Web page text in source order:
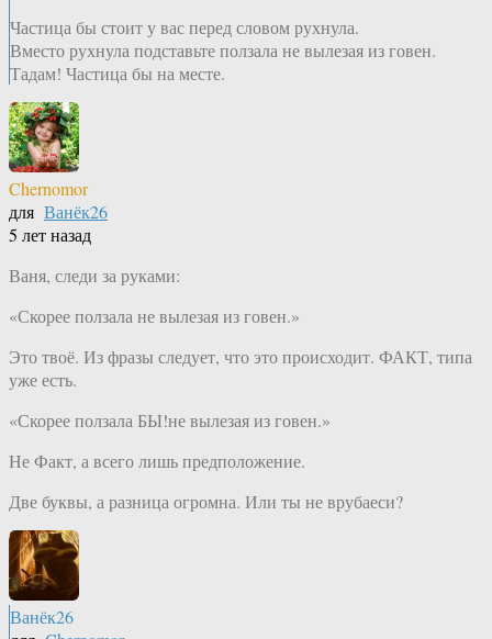
Частица бы стоит у вас перед словом рухнула.
Вместо рухнула подставьте ползала не вылезая из говен.
Тадам! Частица бы на месте.
Chernomor
для Ванёк26
5 лет назад
Ваня, следи за руками:
«Скорее ползала не вылезая из говен.»
Это твоё. Из фразы следует, что это происходит. ФАКТ, типа
уже есть.
«Скорее ползала БЫ!не вылезая из говен.»
Не Факт, а всего лишь предположение.
Две буквы, а разница огромна. Или ты не врубаеси?
Ванёк26